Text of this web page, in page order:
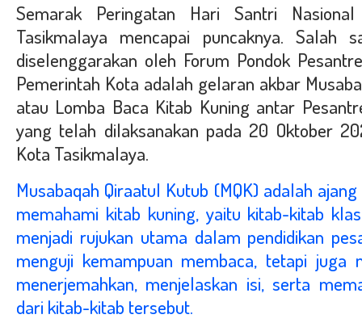
Semarak Peringatan Hari Santri
Tasikmalaya mencapai puncaknya. Salah
diselenggarakan oleh Forum Pondok
Pemerintah Kota adalah gelaran akbar
atau Lomba Baca Kitab Kuning antar
yang telah dilaksanakan pada 20 Oktober
Kota Tasikmalaya.
Musabaqah Qiraatul Kutub (MQK) adalah
memahami kitab kuning, yaitu kitab-kitab
menjadi rujukan utama dalam pendidikan
menguji kemampuan membaca, tetapi juga
menerjemahkan, menjelaskan isi, serta
dari kitab-kitab tersebut.